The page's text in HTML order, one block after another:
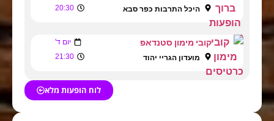
היכל התרבות כפר סבא 20:30
קובי מימון סטנדאפ יום ד'
מועדון הגריי יהוד 21:30
לוח הופעות מלא